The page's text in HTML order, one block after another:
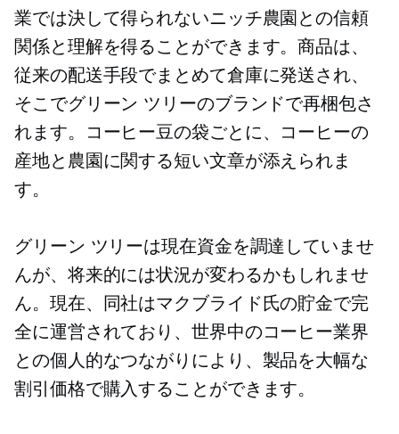
業では決して得られないニッチ農園との信頼
関係と理解を得ることができます。商品は、
従来の配送手段でまとめて倉庫に発送され、
そこでグリーン ツリーのブランドで再梱包さ
れます。コーヒー豆の袋ごとに、コーヒーの
産地と農園に関する短い文章が添えられま
す。
グリーン ツリーは現在資金を調達していませ
んが、将来的には状況が変わるかもしれませ
ん。現在、同社はマクブライド氏の貯金で完
全に運営されており、世界中のコーヒー業界
との個人的なつながりにより、製品を大幅な
割引価格で購入することができます。